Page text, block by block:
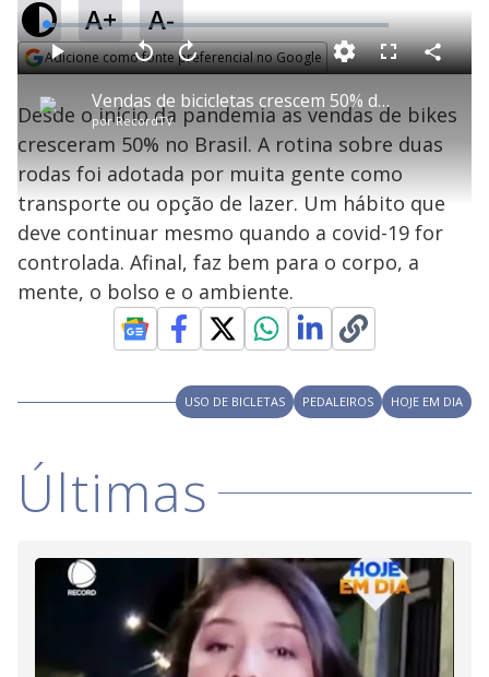
A+ A-
Adicione como fonte preferencial no Google
P
l
a
y
V
i
d
e
o
Vendas de bicicletas crescem 50% durante a pandemia
porRecordTV
P V
t
a
r
1
0
e
g
n
d
s
A
a
n
ç
a
1
e
u
n
o
s
L
o
a
d
e
:
2
.
3
9
%
F
s
c
e
n
C
o
a
r
i
l
Desde o início da pandemia as vendas de bikes
cresceram 50% no Brasil. A rotina sobre duas
rodas foi adotada por muita gente como
transporte ou opção de lazer. Um hábito que
deve continuar mesmo quando a covid-19 for
controlada. Afinal, faz bem para o corpo, a
mente, o bolso e o ambiente.
USO DE BICLETAS PEDALEIROS HOJE EM DIA
Últimas